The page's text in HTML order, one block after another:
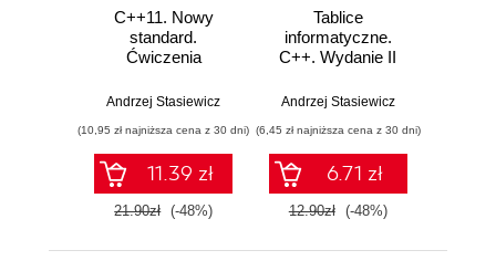
C++11. Nowy
standard.
Ćwiczenia
Andrzej Stasiewicz
(10,95 zł najniższa cena z 30 dni)
11.39 zł
21.90zł (-48%)
Tablice
informatyczne.
C++. Wydanie II
Andrzej Stasiewicz
(6,45 zł najniższa cena z 30 dni)
6.71 zł
12.90zł (-48%)